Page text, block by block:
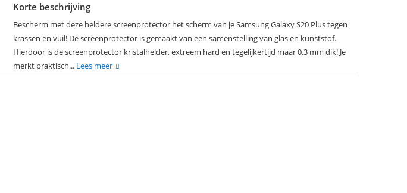
Korte beschrijving
Bescherm met deze heldere screenprotector het scherm van je Samsung Galaxy S20 Plus tegen
krassen en vuil! De screenprotector is gemaakt van een samenstelling van glas en kunststof.
Hierdoor is de screenprotector kristalhelder, extreem hard en tegelijkertijd maar 0.3 mm dik! Je
merkt praktisch... Lees meer